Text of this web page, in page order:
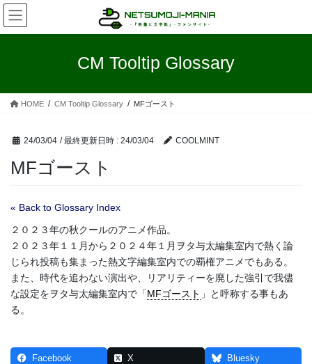
コ
ン
テ
ス
ナ
ビ
ゲ
ン
CM Tooltip Glossary
HOME CM Tooltip Glossary MFゴースト
24/03/04 / 最終更新日時 : 24/03/04 COOLMINT
MFゴースト
« Back to Glossary Index
２０２３年の秋クールのアニメ作品。
２０２３年１１月から２０２４年１月ヲタ与太編集室内で熱く論
じられ投稿も集まった熱文字編集室内での覇権アニメでもある。
また、時代を追わない演出や、リアリティーを廃した強引で我儘
な設定をヲタ与太編集室内で「MFゴースト 」と呼称する事もあ
る。
Facebook X Bluesky